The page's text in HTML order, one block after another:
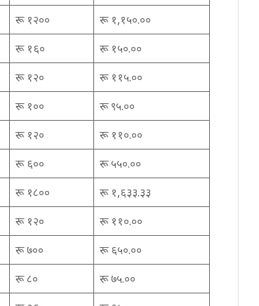
रू १२००
रू १,१५०.००
रू १६०
रू १५०.००
रू १२०
रू ११५.००
रू १००
रू ९५.००
रू १२०
रू ११०.००
रू ६००
रू ५५०.००
रू १८००
रू १,६३३.३३
रू १२०
रू ११०.००
रू ७००
रू ६५०.००
रू ८०
रू ७५.००